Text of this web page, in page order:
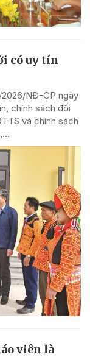
có uy tín
2026/NĐ-CP ngày
chính sách đối
và chính sách
viên là